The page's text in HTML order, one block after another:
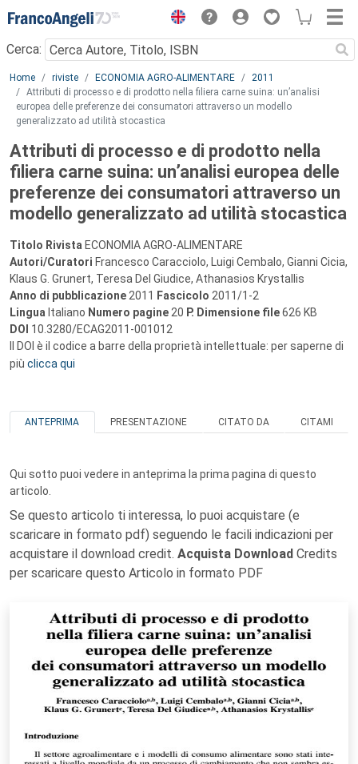
Menu
Cerca:
Main content
Home riviste ECONOMIA AGRO-ALIMENTARE
2011
Attributi di processo e di prodotto nella filiera carne suina: un’analisi
europea delle preferenze dei consumatori attraverso un modello
generalizzato ad utilità stocastica
Attributi di processo e di prodotto nella
filiera carne suina: un’analisi europea delle
preferenze dei consumatori attraverso un
modello generalizzato ad utilità stocastica
Titolo Rivista ECONOMIA AGRO-ALIMENTARE
Autori/Curatori Francesco Caracciolo, Luigi Cembalo, Gianni Cicia,
Klaus G. Grunert, Teresa Del Giudice, Athanasios Krystallis
Anno di pubblicazione 2011 Fascicolo 2011/1-2
Lingua Italiano Numero pagine 20 P. Dimensione file626 KB
DOI 10.3280/ECAG2011-001012
Il DOI è il codice a barre della proprietà intellettuale: per saperne di
più clicca qui
ANTEPRIMA PRESENTAZIONE CITATO DA CITAMI
Qui sotto puoi vedere in anteprima la prima pagina di questo
articolo.
Se questo articolo ti interessa, lo puoi acquistare (e
scaricare in formato pdf) seguendo le facili indicazioni per
acquistare il download credit. Acquista Download Credits
per scaricare questo Articolo in formato PDF